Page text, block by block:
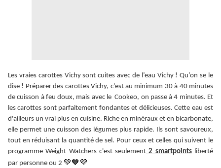
Les vraies carottes Vichy sont cuites avec de l’eau Vichy ! Qu’on se le
dise ! Préparer des carottes Vichy, c'est au minimum 30 à 40 minutes
de cuisson à feu doux, mais avec le Cookeo, on passe à 4 minutes. Et
les carottes sont parfaitement fondantes et délicieuses. Cette eau est
d'ailleurs un vrai plus en cuisine. Riche en minéraux et en bicarbonate,
elle permet une cuisson des légumes plus rapide. Ils sont savoureux,
tout en réduisant la quantité de sel. Pour ceux et celles qui suivent le
programme Weight Watchers c'est seulement 2 smartpointsliberté
par personne ou 2 💚💙💜